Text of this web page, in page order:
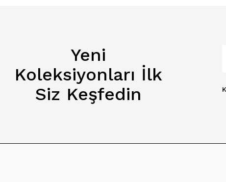
Yeni
Koleksiyonları İlk
Siz Keşfedin